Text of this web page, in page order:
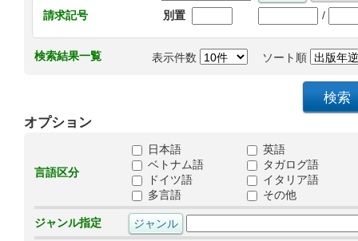
請求記号
別置 /
検索結果一覧 表示件数 ソート順
オプション
言語区分
日本語
英語
ベトナム語
タガログ語
ドイツ語
イタリア語
多言語
その他
ジャンル指定